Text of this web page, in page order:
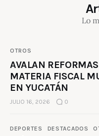
Lo
OTROS
AVALAN
MATERIA FISCAL
EN YUCATÁN
JULIO 16, 2026 0
DEPORTES DESTACADOS